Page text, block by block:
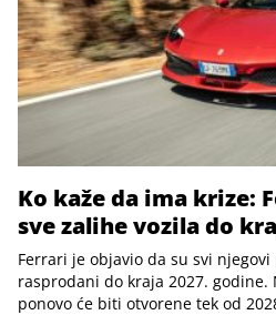
Ko kaže da ima krize:
sve zalihe vozila do
Ferrari je objavio da su svi
rasprodani do kraja 2027. godine.
ponovo će biti otvorene tek od